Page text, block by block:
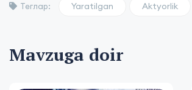
Теглар: Yaratilgan Aktyorlik
Mavzuga doir